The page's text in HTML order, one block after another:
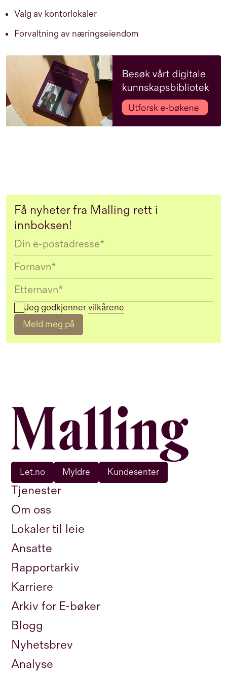
Valg av kontorlokaler
Forvaltning av næringseiendom
Få nyheter fra Malling rett i
innboksen!
Email
Jeg godkjennervilkårene
Meld meg på
Tjenester
Om oss
Lokaler til leie
Ansatte
Rapportarkiv
Karriere
Arkiv for E-bøker
Blogg
Nyhetsbrev
Analyse
Let.no Myldre Kundesenter